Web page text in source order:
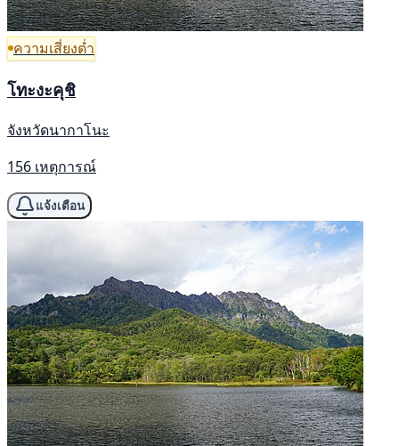
ความเสี่ยงต่ำ
โทะงะคุชิ
จังหวัดนากาโนะ
156 เหตุการณ์
แจ้งเตือน